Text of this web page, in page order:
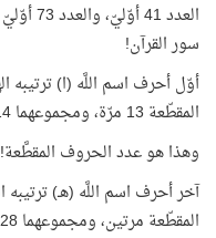
العدد 41 أوّليّ، والعدد 73 أوّليّ أيضًا، ومجموعهما =
سور القرآن!
المقطّعة 13 مرّة، ومجموعهما 14
وهذا هو عدد الحروف المقطَّعة!
المقطّعة مرتين، ومجموعهما 28 وهذا هو عدد الحروف الهجائية!